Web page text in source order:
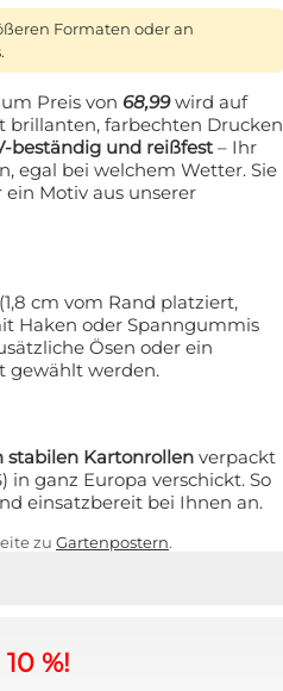
Formaten oder an
Preis von 68,99wird auf
brillanten, farbechten Drucken
beständig und reißfest– Ihr
egal bei welchem Wetter. Sie
Motiv aus unserer
cm vom Rand platziert,
Haken oder Spanngummis
Ösen oder ein
gewählt werden.
stabilen Kartonrollen verpackt
ganz Europa verschickt. So
einsatzbereit bei Ihnen an.
zu Gartenpostern.
%!